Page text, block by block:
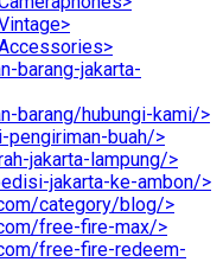
barang-jakarta-
barang/hubungi-kami/>
buah/>
jakarta-lampung/>
jakarta-ke-ambon/>
category/blog/>
free-fire-max/>
free-fire-redeem-